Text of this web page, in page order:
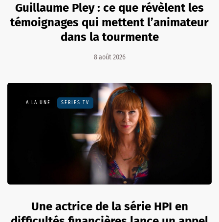
Guillaume Pley : ce que révèlent les
témoignages qui mettent l’animateur
dans la tourmente
8 août 2026
A LA UNE SÉRIES TV
Une actrice de la série HPI en